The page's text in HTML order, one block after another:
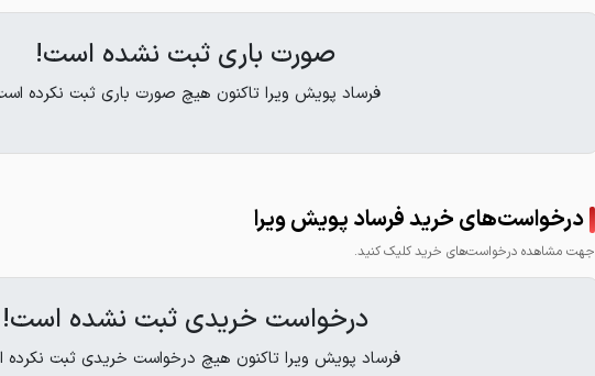
صورت باری ثبت نشده است!
فرساد پویش ویرا تاکنون هیچ صورت باری ثبت نکرده
درخواست‌های خرید فرساد پویش ویرا
جهت مشاهده درخواست‌های خرید کلیک کنید.
درخواست خریدی ثبت نشده است!
فرساد پویش ویرا تاکنون هیچ درخواست خریدی ثبت